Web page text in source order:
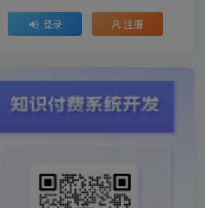
登录 注册